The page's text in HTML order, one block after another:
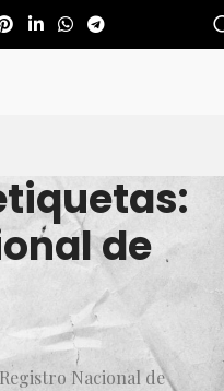
de
Nacional de